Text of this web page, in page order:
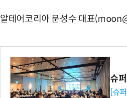
알테어코리아 문성수 대표
슈
[슈